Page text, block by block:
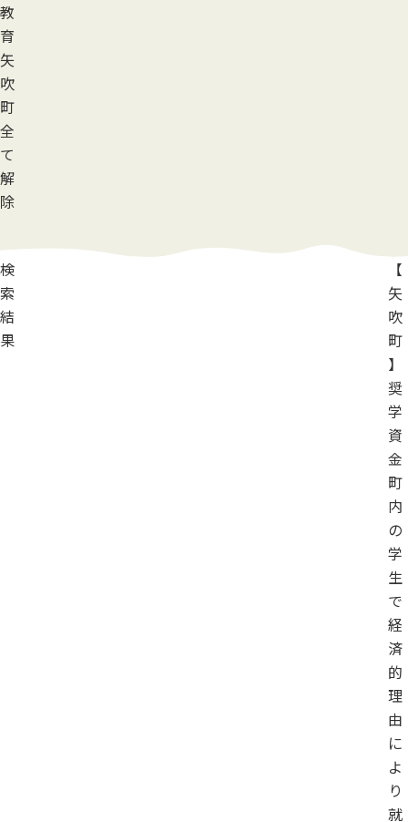
教
育
矢
吹
町
全
て
解
除
検
索
結
果
【
矢
吹
町
】
奨
学
資
金
町
内
の
学
生
で
経
済
的
理
由
に
よ
り
就